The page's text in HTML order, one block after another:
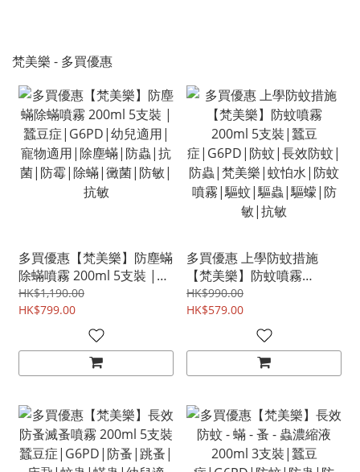
梵美樂 - 多買優惠
多買優惠【梵美樂】防塵蟎
除蟎噴霧 200ml 5支裝 |蠶
豆症|G6PD|幼兒適用|寵
物適用|除塵蟎|防蟲|抗
菌|防霉|除蟎|黴菌|防敏|
抗敏
HK$1,190.00
HK$799.00
多買優惠 上學防蚊措施
【梵美樂】防蚊噴霧
200ml 5支裝|蠶豆
症|G6PD|防蚊|長效防蚊|
防蟲|梵美樂|蚊怕水|防蚊
噴霧|驅蚊|驅蟲|驅蠓|防
HK$990.00
HK$579.00